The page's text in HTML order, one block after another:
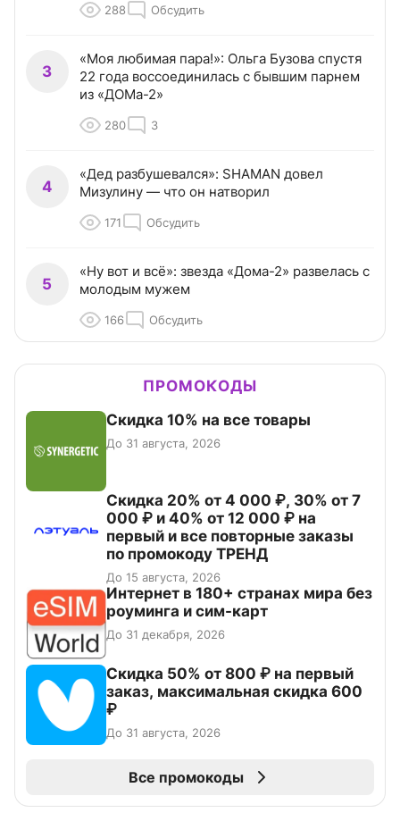
288 Обсудить
3
«Моя любимая пара!»: Ольга Бузова спустя
22 года воссоединилась с бывшим парнем
из «ДОМа-2»
280 3
4
«Дед разбушевался»: SHAMAN довел
Мизулину — что он натворил
171 Обсудить
5
«Ну вот и всё»: звезда «Дома-2» развелась с
молодым мужем
166 Обсудить
ПРОМОКОДЫ
Скидка 10% на все товары
До 31 августа, 2026
Скидка 20% от 4 000 ₽, 30% от 7
000 ₽ и 40% от 12 000 ₽ на
первый и все повторные заказы
по промокоду ТРЕНД
До 15 августа, 2026
Интернет в 180+ странах мира без
роуминга и сим-карт
До 31 декабря, 2026
Скидка 50% от 800 ₽ на первый
заказ, максимальная скидка 600
₽
До 31 августа, 2026
Все промокоды